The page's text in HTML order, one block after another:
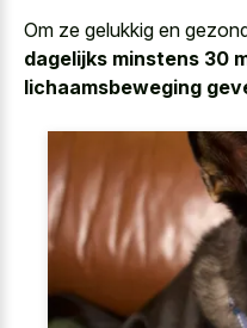
Om ze gelukkig en
dagelijks minstens 30
lichaamsbeweging